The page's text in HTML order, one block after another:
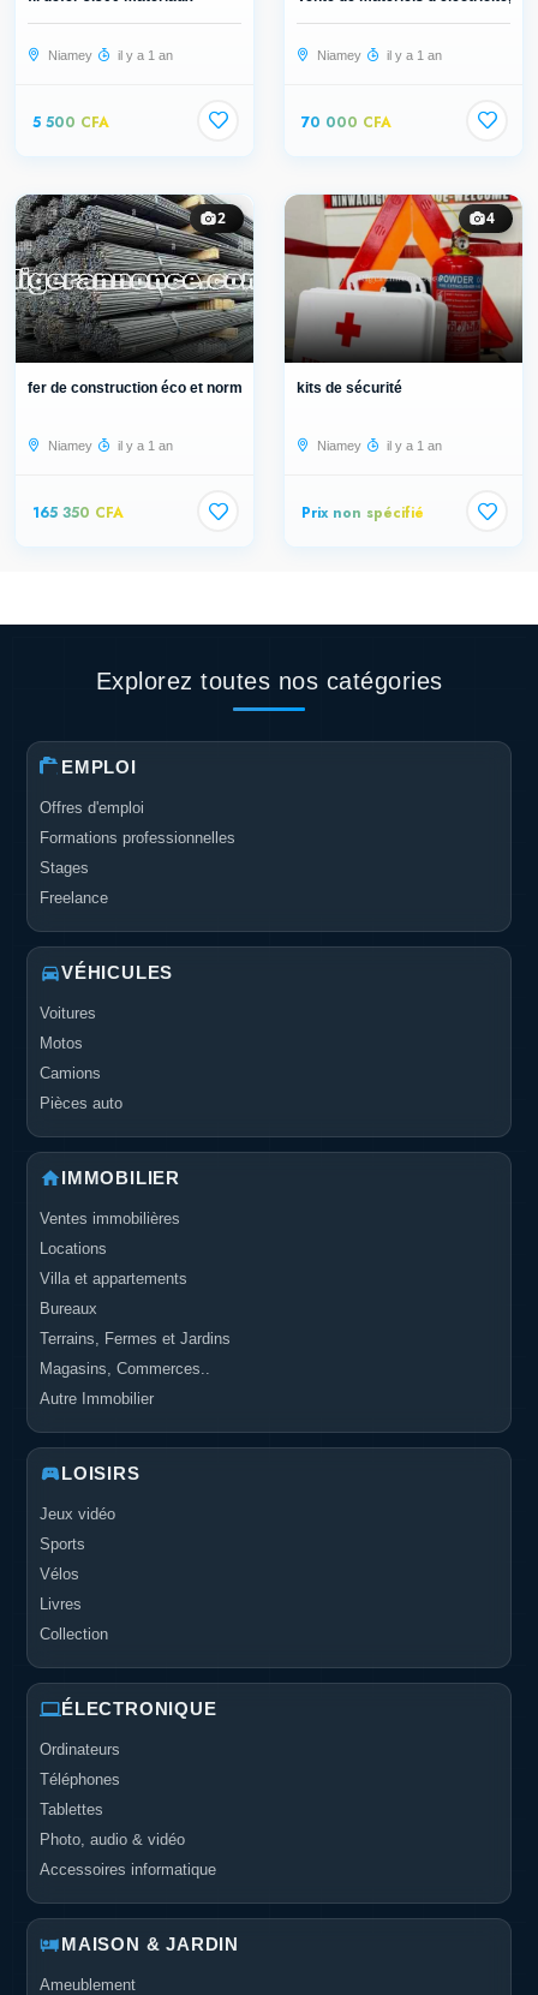
Niamey il y a 1 an
5 500 CFA
Niamey il y a 1 an
70 000 CFA
2
fer de construction éco et normalis...
Niamey il y a 1 an
165 350 CFA
4
kits de sécurité
Niamey il y a 1 an
Prix non spécifié
Explorez toutes nos catégories
EMPLOI
Offres d'emploi
Formations professionnelles
Stages
Freelance
VÉHICULES
Voitures
Motos
Camions
Pièces auto
IMMOBILIER
Ventes immobilières
Locations
Villa et appartements
Bureaux
Terrains, Fermes et Jardins
Magasins, Commerces..
Autre Immobilier
LOISIRS
Jeux vidéo
Sports
Vélos
Livres
Collection
ÉLECTRONIQUE
Ordinateurs
Téléphones
Tablettes
Photo, audio & vidéo
Accessoires informatique
MAISON & JARDIN
Ameublement